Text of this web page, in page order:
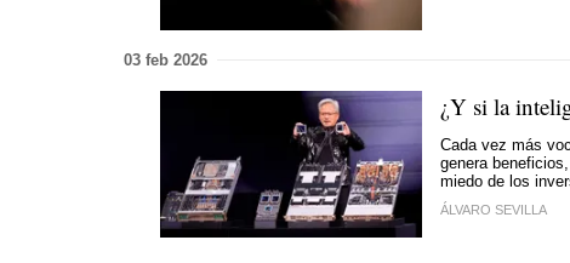
03 feb 2026
¿Y si la
Cada vez más
genera
miedo de los
ÁLVARO SEVILLA